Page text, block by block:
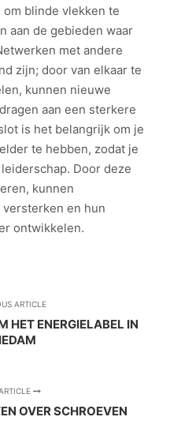
blinde vlekken te
aan de gebieden waar
met andere
zijn; door van elkaar te
kunnen nieuwe
aan een sterkere
is het belangrijk om je
te hebben, zodat je
Door deze
kunnen
en hun
ontwikkelen.
ARTICLE
HET ENERGIELABEL IN
OVER SCHROEVEN